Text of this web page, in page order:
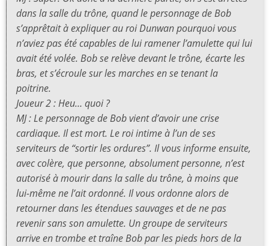
dans la salle du trône, quand le personnage de Bob
s’apprêtait à expliquer au roi Dunwan pourquoi vous
n’aviez pas été capables de lui ramener l’amulette qui lui
avait été volée. Bob se relève devant le trône, écarte les
bras, et s’écroule sur les marches en se tenant la
poitrine.
Joueur 2 : Heu… quoi ?
MJ : Le personnage de Bob vient d’avoir une crise
cardiaque. Il est mort. Le roi intime à l’un de ses
serviteurs de “sortir les ordures”. Il vous informe ensuite,
avec colère, que personne, absolument personne, n’est
autorisé à mourir dans la salle du trône, à moins que
lui-même ne l’ait ordonné. Il vous ordonne alors de
retourner dans les étendues sauvages et de ne pas
revenir sans son amulette. Un groupe de serviteurs
arrive en trombe et traîne Bob par les pieds hors de la